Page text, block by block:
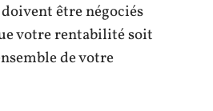
être négociés
votre rentabilité soit
de votre